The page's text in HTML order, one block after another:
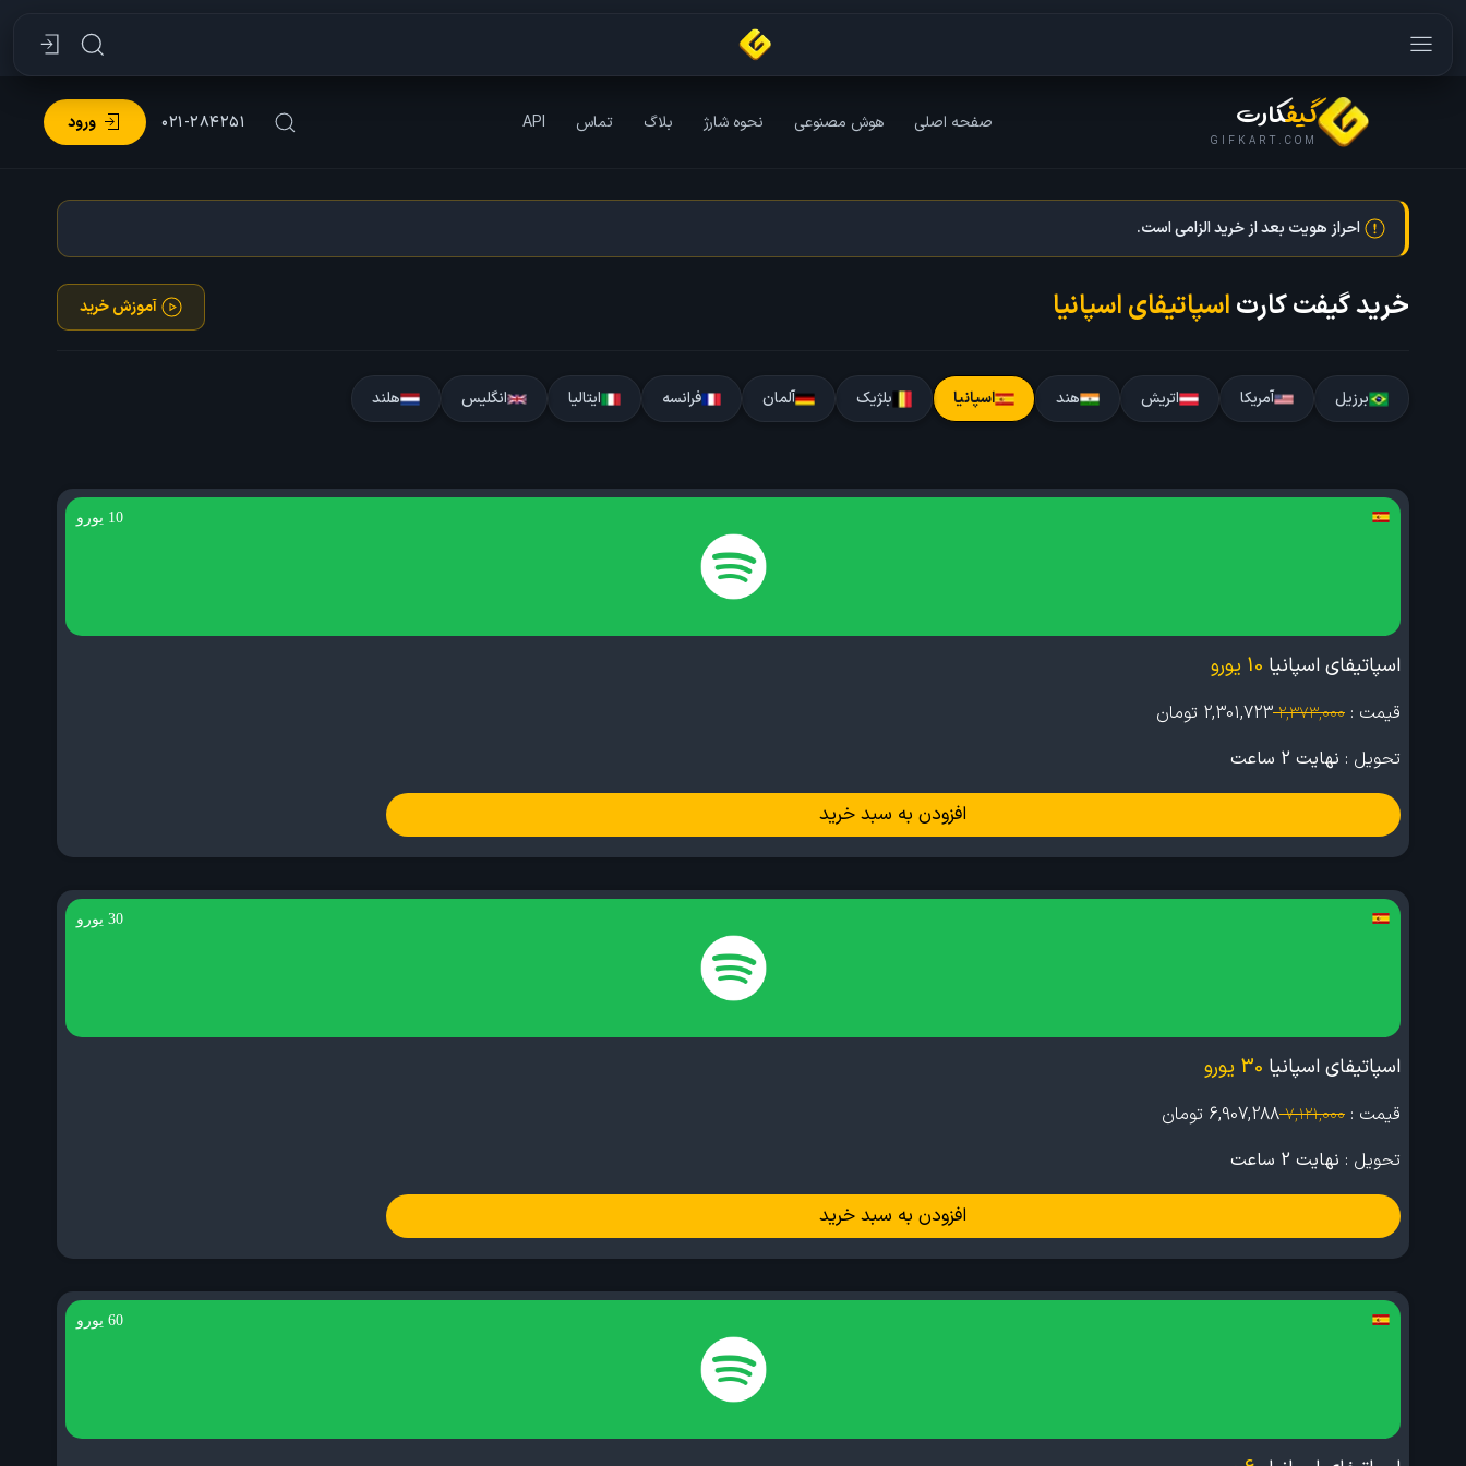
گیفکارت
GIFKART.COM
صفحه اصلی هوش مصنوعی نحوه شارژ بلاگ تماس API ۰۲۱-۲۸۴۲۵۱ ورود
احراز هویت بعد از خرید الزامی است.
خرید گیفت کارتاسپاتیفای اسپانیا آموزش خرید
برزیل آمریکا اتریش هند اسپانیا بلژیک آلمان فرانسه ایتالیا انگلیس هلند
10 یورو
اسپاتیفای اسپانیا 10 یورو
قیمت : 2,373,000
2,301,723 تومان
تحویل : نهایت 2 ساعت
افزودن به سبد خرید
30 یورو
اسپاتیفای اسپانیا 30 یورو
قیمت : 7,121,000
6,907,288 تومان
تحویل : نهایت 2 ساعت
افزودن به سبد خرید
60 یورو